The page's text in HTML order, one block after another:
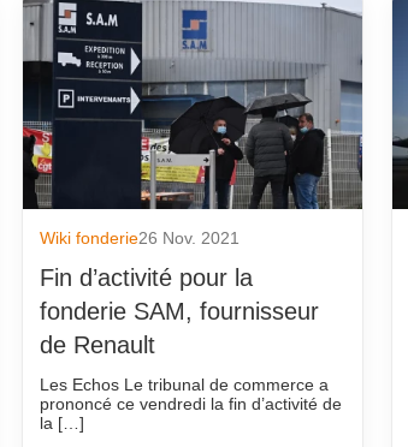
Wiki fonderie26 Nov. 2021
Fin d’activité pour la
fonderie SAM, fournisseur
de Renault
Les Echos Le tribunal de commerce a
prononcé ce vendredi la fin d’activité de
la […]